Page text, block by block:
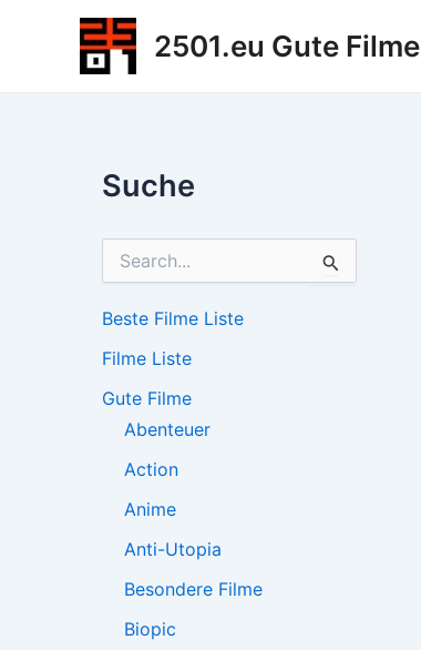
2501.eu Gute Filme
Suche
h
n
a
Beste Filme Liste
Filme Liste
Gute Filme
Abenteuer
Action
Anime
Anti-Utopia
Besondere Filme
Biopic